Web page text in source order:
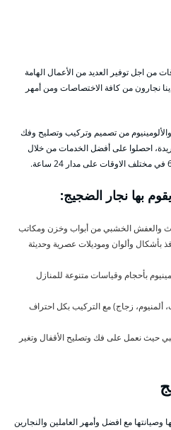
من اجل توفير العديد من الأعمال الهامة
نجارون من كافة الاختصاصات ومن أمهر
من تصميم وتركيب وتصليح وفك
احصلوا على أفضل الخدمات من خلال
بها نجار الضجيج:
والعفش الخشبي من أبواب وخزن ومكاتب
بأشكال وألوان وموديلات عصرية وحديثة
بأحجام وقياسات متنوعة للمنازل
زجاج) مع التركيب بكل احتراف
حيث نعمل على فك وتصليح الأقفال وتغير
وصيانتها مع افضل وأمهر العاملين والنجارين